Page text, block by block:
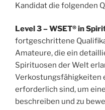
Kandidat die folgenden
Level 3 – WSET® in
fortgeschrittene
Amateure, die ein
Spirituosen der Welt
Verkostungsfähigkeiten
erforderlich sind, um
beschreiben und zu